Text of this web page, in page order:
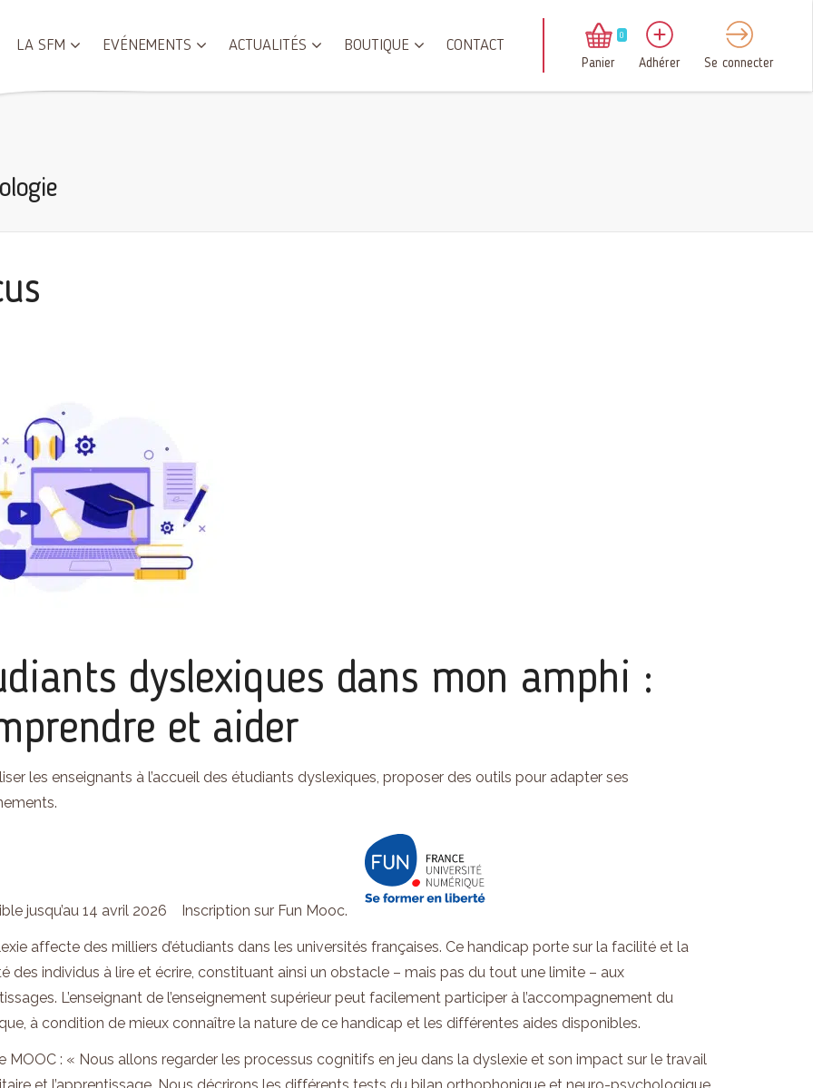
LA SFM EVÉNEMENTS ACTUALITÉS BOUTIQUE CONTACT
0
Panier Adhérer Se connecter
dyslexiques dans mon amphi :
et aider
les enseignants à l’accueil des étudiants dyslexiques, proposer des outils pour adapter ses
jusqu’au 14 avril 2026 Inscription sur Fun Mooc.
affecte des milliers d’étudiants dans les universités françaises. Ce handicap porte sur la facilité et la
des individus à lire et écrire, constituant ainsi un obstacle – mais pas du tout une limite – aux
L’enseignant de l’enseignement supérieur peut facilement participer à l’accompagnement du
à condition de mieux connaître la nature de ce handicap et les différentes aides disponibles.
MOOC : « Nous allons regarder les processus cognitifs en jeu dans la dyslexie et son impact sur le travail